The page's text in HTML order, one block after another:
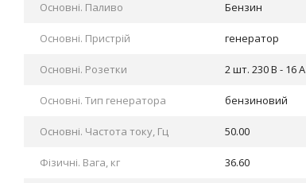
Основні. Паливо Бензин
Основні. Пристрій генератор
Основні. Розетки 2 шт. 230 В - 16 A
Основні. Тип генератора бензиновий
Основні. Частота току, Гц 50.00
Фізичні. Вага, кг 36.60